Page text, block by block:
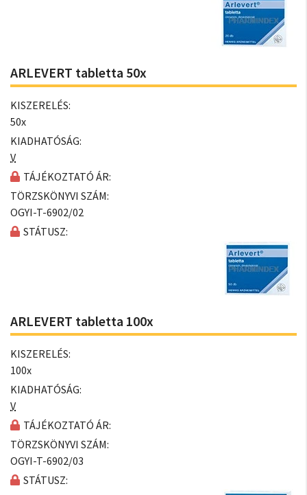
ARLEVERT tabletta 50x
KISZERELÉS:
50x
KIADHATÓSÁG:
V
TÁJÉKOZTATÓ ÁR:
TÖRZSKÖNYVI SZÁM:
OGYI-T-6902/02
STÁTUSZ:
ARLEVERT tabletta 100x
KISZERELÉS:
100x
KIADHATÓSÁG:
V
TÁJÉKOZTATÓ ÁR:
TÖRZSKÖNYVI SZÁM:
OGYI-T-6902/03
STÁTUSZ: